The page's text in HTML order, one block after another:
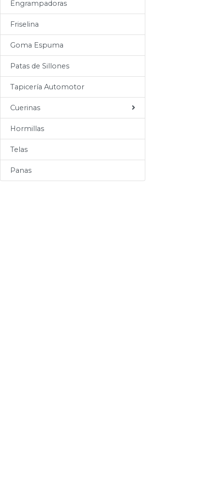
Engrampadoras
Friselina
Goma Espuma
Patas de Sillones
Tapicería Automotor
Cuerinas
Hormillas
Telas
Panas
Sogas
Varios